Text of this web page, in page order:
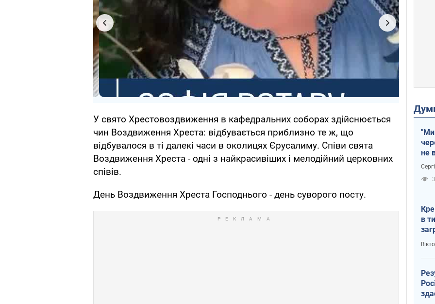
У свято Хрестовоздвиження в кафедральних соборах здійснюється
чин Воздвиження Хреста: відбувається приблизно те ж, що
відбувалося в ті далекі часи в околицях Єрусалиму. Співи свята
Воздвиження Хреста - одні з найкрасивіших і мелодійний церковних
співів.
День Воздвиження Хреста Господнього - день суворого посту.
"Ми
не
в